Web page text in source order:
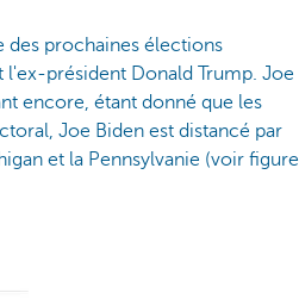
des prochaines élections
l'ex-président Donald Trump. Joe
encore, étant donné que les
Joe Biden est distancé par
et la Pennsylvanie (voir figure